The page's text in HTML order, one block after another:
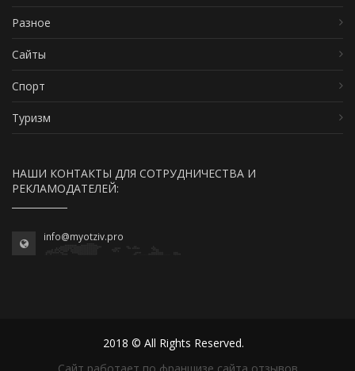
Разное
Сайты
Спорт
Туризм
НАШИ КОНТАКТЫ ДЛЯ СОТРУДНИЧЕСТВА И
РЕКЛАМОДАТЕЛЕЙ:
info@myotziv.pro
2018 © All Rights Reserved.